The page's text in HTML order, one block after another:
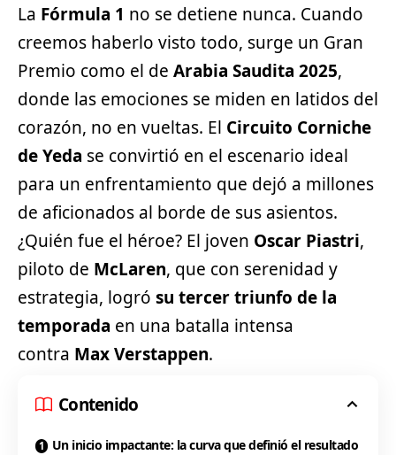
La Fórmula 1 no se detiene nunca. Cuando
creemos haberlo visto todo, surge un Gran
Premio como el de Arabia Saudita 2025,
donde las emociones se miden en latidos del
corazón, no en vueltas. El Circuito Corniche
de Yeda se convirtió en el escenario ideal
para un enfrentamiento que dejó a millones
de aficionados al borde de sus asientos.
¿Quién fue el héroe? El joven Oscar Piastri,
piloto de McLaren, que con serenidad y
estrategia, logró su tercer triunfo de la
temporada en una batalla intensa
contra Max Verstappen.
Contenido
Un inicio impactante: la curva que definió el resultado